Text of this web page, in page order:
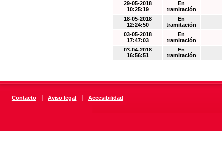
29-05-2018
10:25:19
En
tramitación
18-05-2018
12:24:50
En
tramitación
03-05-2018
17:47:03
En
tramitación
03-04-2018
16:56:51
En
tramitación
Contacto | Aviso legal | Accesibilidad